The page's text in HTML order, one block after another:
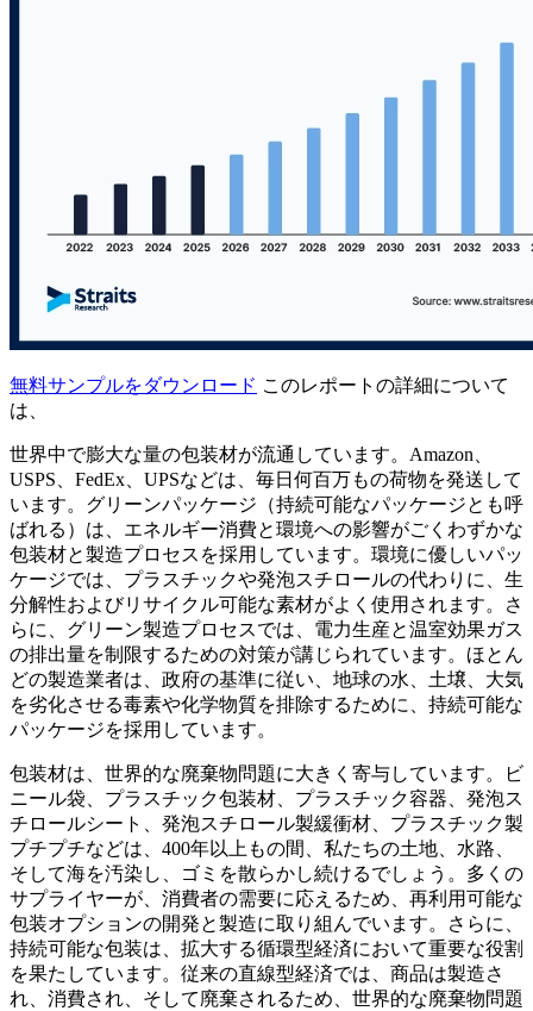
無料サンプルをダウンロード このレポートの詳細について
は、
世界中で膨大な量の包装材が流通しています。Amazon、
USPS、FedEx、UPSなどは、毎日何百万もの荷物を発送して
います。グリーンパッケージ（持続可能なパッケージとも呼
ばれる）は、エネルギー消費と環境への影響がごくわずかな
包装材と製造プロセスを採用しています。環境に優しいパッ
ケージでは、プラスチックや発泡スチロールの代わりに、生
分解性およびリサイクル可能な素材がよく使用されます。さ
らに、グリーン製造プロセスでは、電力生産と温室効果ガス
の排出量を制限するための対策が講じられています。ほとん
どの製造業者は、政府の基準に従い、地球の水、土壌、大気
を劣化させる毒素や化学物質を排除するために、持続可能な
パッケージを採用しています。
包装材は、世界的な廃棄物問題に大きく寄与しています。ビ
ニール袋、プラスチック包装材、プラスチック容器、発泡ス
チロールシート、発泡スチロール製緩衝材、プラスチック製
プチプチなどは、400年以上もの間、私たちの土地、水路、
そして海を汚染し、ゴミを散らかし続けるでしょう。多くの
サプライヤーが、消費者の需要に応えるため、再利用可能な
包装オプションの開発と製造に取り組んでいます。さらに、
持続可能な包装は、拡大する循環型経済において重要な役割
を果たしています。従来の直線型経済では、商品は製造さ
れ、消費され、そして廃棄されるため、世界的な廃棄物問題